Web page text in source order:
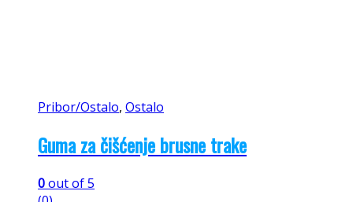
Pribor/Ostalo, Ostalo
Guma za čišćenje brusne trake
0out of 5